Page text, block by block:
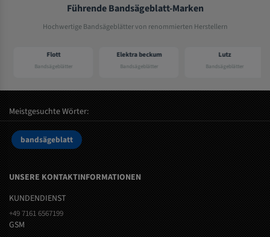
Führende Bandsägeblatt-Marken
Hochwertige Bandsägeblätter von renommierten Herstellern
Flott
Bandsägeblätter
Elektra beckum
Bandsägeblätter
Lutz
Bandsägeblätter
Meistgesuchte Wörter:
bandsägeblatt
UNSERE KONTAKTINFORMATIONEN
KUNDENDIENST
+49 7161 6567199
GSM